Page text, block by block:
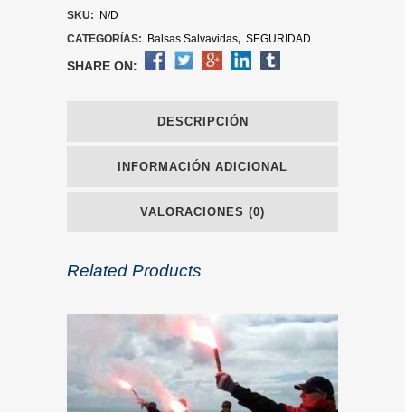
SKU:
N/D
CATEGORÍAS:
Balsas Salvavidas, SEGURIDAD
SHARE ON:
DESCRIPCIÓN
INFORMACIÓN ADICIONAL
VALORACIONES (0)
Related Products